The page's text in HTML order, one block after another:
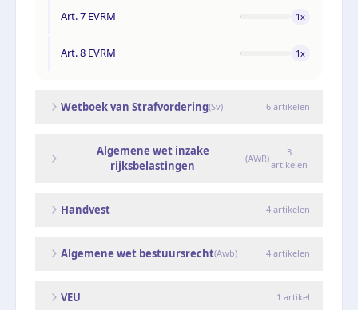
Art. 7 EVRM 1x
Art. 8 EVRM 1x
Wetboek van Strafvordering(Sv) 6 artikelen
Algemene wet inzake
rijksbelastingen
(AWR)
3
artikelen
Handvest 4 artikelen
Algemene wet bestuursrecht(Awb) 4 artikelen
VEU 1 artikel